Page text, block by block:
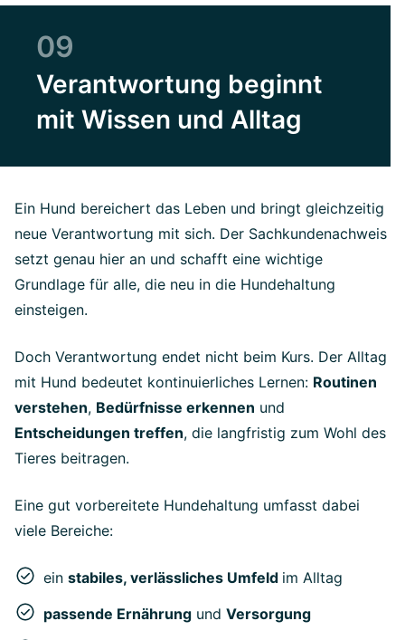
09
Verantwortung beginnt
mit Wissen und Alltag
Ein Hund bereichert das Leben und bringt gleichzeitig
neue Verantwortung mit sich. Der Sachkundenachweis
setzt genau hier an und schafft eine wichtige
Grundlage für alle, die neu in die Hundehaltung
einsteigen.
Doch Verantwortung endet nicht beim Kurs. Der Alltag
mit Hund bedeutet kontinuierliches Lernen: Routinen
verstehen, Bedürfnisse erkennen und
Entscheidungen treffen, die langfristig zum Wohl des
Tieres beitragen.
Eine gut vorbereitete Hundehaltung umfasst dabei
viele Bereiche:
ein stabiles, verlässliches Umfeld im Alltag
passende Ernährung und Versorgung